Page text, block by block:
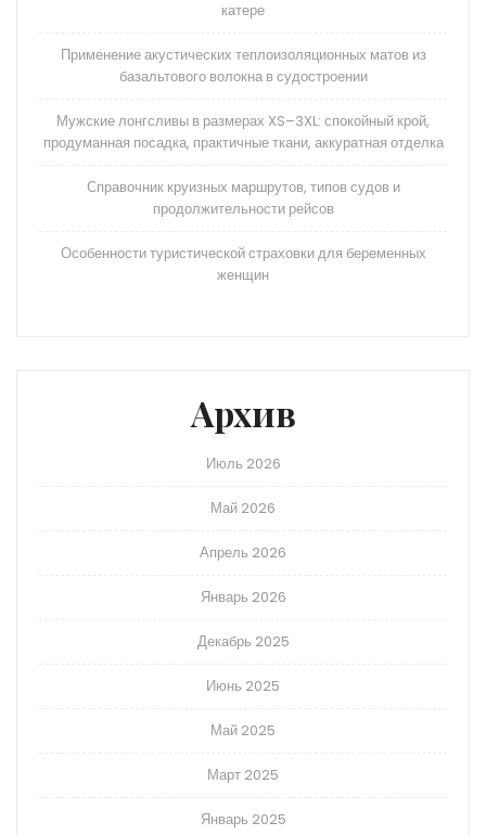
катере
Применение акустических теплоизоляционных матов из
базальтового волокна в судостроении
Мужские лонгсливы в размерах XS–3XL: спокойный крой,
продуманная посадка, практичные ткани, аккуратная отделка
Справочник круизных маршрутов, типов судов и
продолжительности рейсов
Особенности туристической страховки для беременных
женщин
Архив
Июль 2026
Май 2026
Апрель 2026
Январь 2026
Декабрь 2025
Июнь 2025
Май 2025
Март 2025
Январь 2025